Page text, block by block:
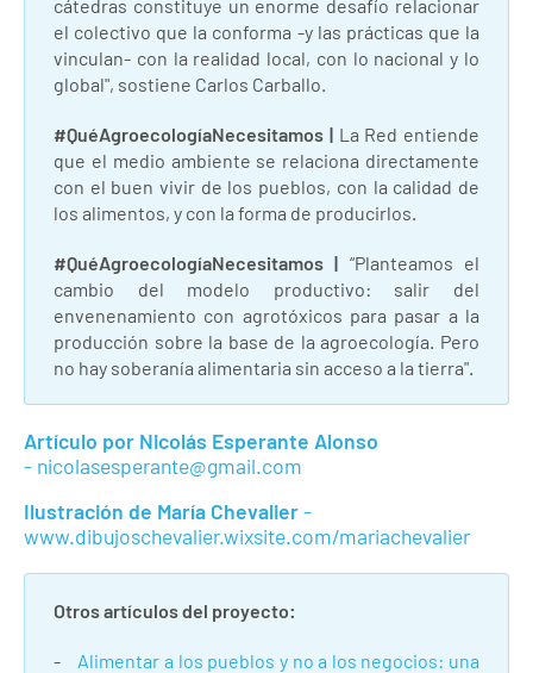
cátedras constituye un enorme desafío relacionar
el colectivo que la conforma -y las prácticas que la
vinculan- con la realidad local, con lo nacional y lo
global", sostiene Carlos Carballo.
#QuéAgroecologíaNecesitamos |La Red entiende
que el medio ambiente se relaciona directamente
con el buen vivir de los pueblos, con la calidad de
los alimentos, y con la forma de producirlos.
#QuéAgroecologíaNecesitamos | “Planteamos el
cambio del modelo productivo: salir del
envenenamiento con agrotóxicos para pasar a la
producción sobre la base de la agroecología. Pero
no hay soberanía alimentaria sin acceso a la tierra".
Artículo por Nicolás Esperante Alonso
- nicolasesperante@gmail.com
Ilustración de María Chevalier-
www.dibujoschevalier.wixsite.com/mariachevalier
Otros artículos del proyecto:
- Alimentar a los pueblos y no a los negocios: una